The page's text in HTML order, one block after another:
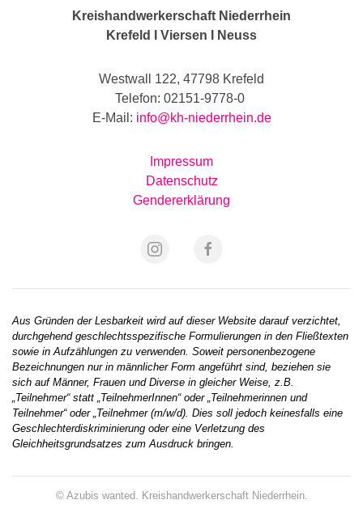
Kreishandwerkerschaft Niederrhein
Krefeld I Viersen I Neuss
Westwall 122, 47798 Krefeld
Telefon: 02151-9778-0
E-Mail: info@kh-niederrhein.de
Impressum
Datenschutz
Gendererklärung
Aus Gründen der Lesbarkeit wird auf dieser Website darauf verzichtet,
durchgehend geschlechtsspezifische Formulierungen in den Fließtexten
sowie in Aufzählungen zu verwenden. Soweit personenbezogene
Bezeichnungen nur in männlicher Form angeführt sind, beziehen sie
sich auf Männer, Frauen und Diverse in gleicher Weise, z.B.
„Teilnehmer“ statt „TeilnehmerInnen“ oder „Teilnehmerinnen und
Teilnehmer“ oder „Teilnehmer (m/w/d). Dies soll jedoch keinesfalls eine
Geschlechterdiskriminierung oder eine Verletzung des
Gleichheitsgrundsatzes zum Ausdruck bringen.
© Azubis wanted. Kreishandwerkerschaft Niederrhein.